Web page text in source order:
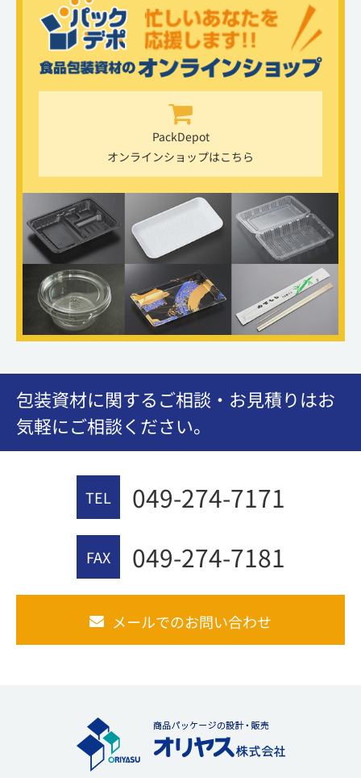
PackDepot
オンラインショップはこちら
包装資材に関するご相談・お見積りはお
気軽にご相談ください。
TEL 049-274-7171
FAX 049-274-7181
メールでのお問い合わせ